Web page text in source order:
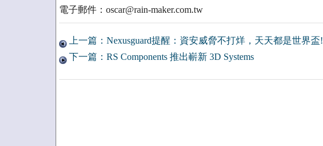
電子郵件：oscar@rain-maker.com.tw
上一篇：Nexusguard提醒：資安威脅不打烊，天天都是世界盃!
下一篇：RS Components 推出嶄新 3D Systems